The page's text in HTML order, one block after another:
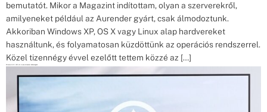
bemutatót. Mikor a Magazint indítottam, olyan a szerverekről,
amilyeneket például az Aurender gyárt, csak álmodoztunk.
Akkoriban Windows XP, OS X vagy Linux alap hardvereket
használtunk, és folyamatosan küzdöttünk az operációs rendszerrel.
Közel tizennégy évvel ezelőtt tettem közzé az […]
Primare Allt-i-Ett all-in-one streamer beharangozó